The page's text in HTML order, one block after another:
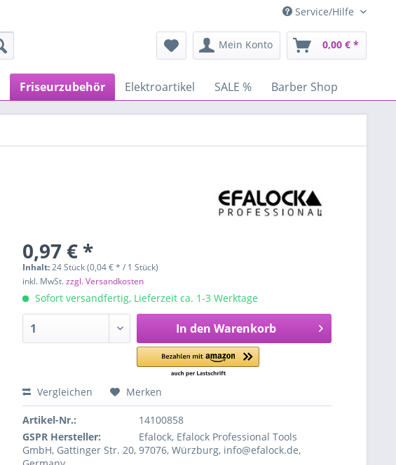
Service/Hilfe
Mein Konto 0,00 € *
Friseurzubehör Elektroartikel SALE % Barber Shop
0,97 € *
Inhalt:24 Stück (0,04 € * / 1 Stück)
inkl. MwSt.zzgl. Versandkosten
Sofort versandfertig, Lieferzeit ca. 1-3 Werktage
In den Warenkorb
Vergleichen Merken
Artikel-Nr.:
14100858
GSPR Hersteller:
Efalock, Efalock Professional Tools
GmbH, Gattinger Str. 20, 97076, Würzburg, info@efalock.de,